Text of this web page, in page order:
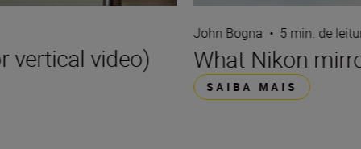
vertical video)
John Bogna • 5 min. de
What Nikon
SAIBA MAIS